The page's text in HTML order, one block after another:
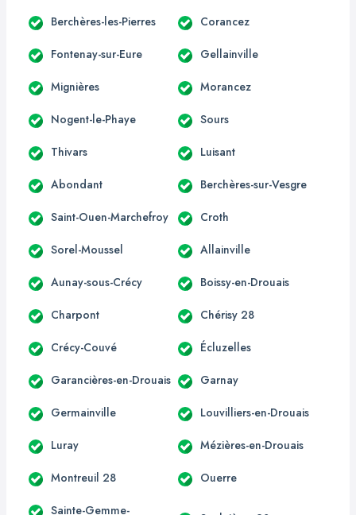
Berchères-les-Pierres Corancez
Fontenay-sur-Eure Gellainville
Mignières Morancez
Nogent-le-Phaye Sours
Thivars Luisant
Abondant Berchères-sur-Vesgre
Saint-Ouen-Marchefroy Croth
Sorel-Moussel Allainville
Aunay-sous-Crécy Boissy-en-Drouais
Charpont Chérisy 28
Crécy-Couvé Écluzelles
Garancières-en-Drouais Garnay
Germainville Louvilliers-en-Drouais
Luray Mézières-en-Drouais
Montreuil 28 Ouerre
Sainte-Gemme-